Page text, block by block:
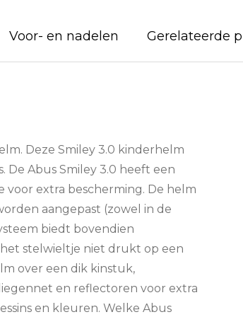
Voor- en nadelen Gerelateerde
Deze Smiley 3.0 kinderhelm
De Abus Smiley 3.0 heeft een
extra bescherming. De helm
aangepast (zowel in de
biedt bovendien
stelwieltje niet drukt op een
over een dik kinstuk,
en reflectoren voor extra
en kleuren. Welke Abus